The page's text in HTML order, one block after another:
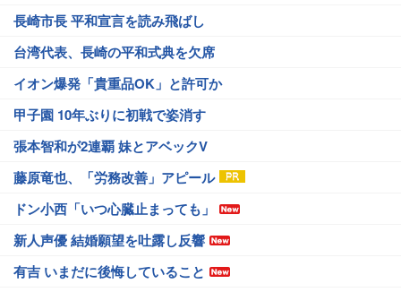
長崎市長 平和宣言を読み飛ばし
台湾代表、長崎の平和式典を欠席
イオン爆発「貴重品OK」と許可か
甲子園 10年ぶりに初戦で姿消す
張本智和が2連覇 妹とアベックV
藤原竜也、「労務改善」アピール
ドン小西「いつ心臓止まっても」
新人声優 結婚願望を吐露し反響
有吉 いまだに後悔していること